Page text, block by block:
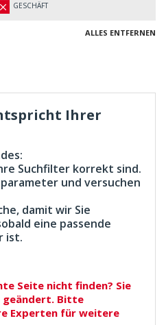
GESCHÄFT
ALLES ENTFERNEN
Ihrer
Suchfilter korrekt sind.
und versuchen
damit wir Sie
eine passende
ist.
Seite nicht finden? Sie
geändert. Bitte
Experten für weitere